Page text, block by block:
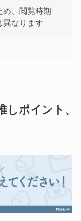
、閲覧時期
異なります
ポイント、